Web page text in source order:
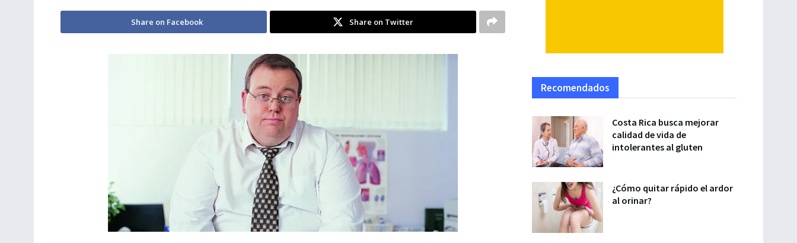
Share on Facebook Share on Twitter
Recomendados
Costa Rica busca mejorar
calidad de vida de
intolerantes al gluten
¿Cómo quitar rápido el ardor
al orinar?